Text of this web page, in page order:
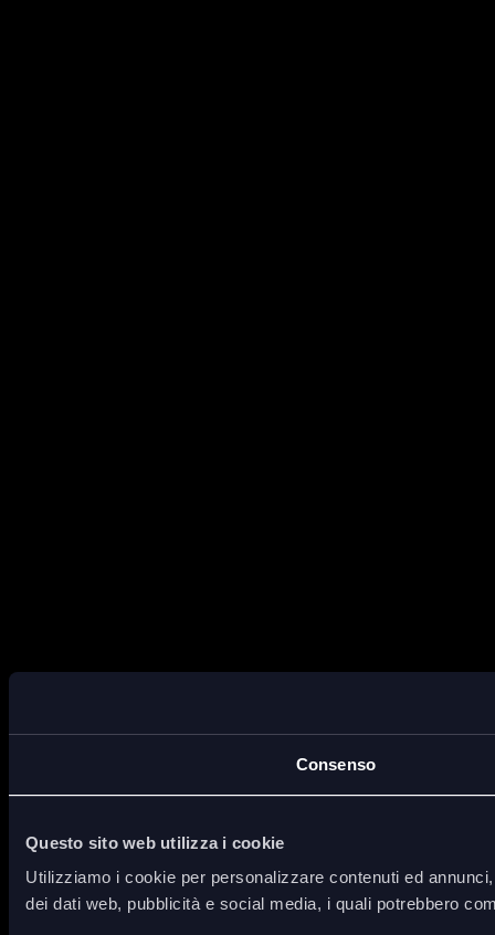
Consenso
Questo sito web utilizza i cookie
Utilizziamo i cookie per personalizzare contenuti ed
dei dati web, pubblicità e social media, i quali potrebbero